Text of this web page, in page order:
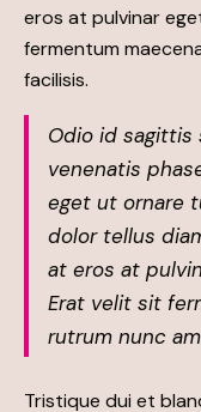
eros at pulvinar
fermentum
facilisis.
Odio id sagittis
venenatis
eget ut ornare
dolor tellus
at eros at
Erat velit sit
rutrum nunc
Tristique dui et